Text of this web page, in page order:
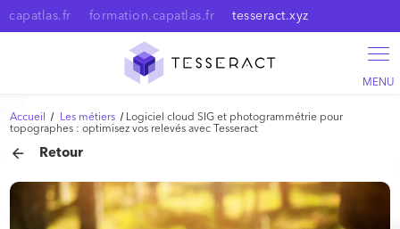
capatlas.fr formation.capatlas.fr tesseract.xyz
Accueil Les métiers Logiciel cloud SIG et photogrammétrie pour
topographes : optimisez vos relevés avec Tesseract
Retour
Panneau de gestion des cookies